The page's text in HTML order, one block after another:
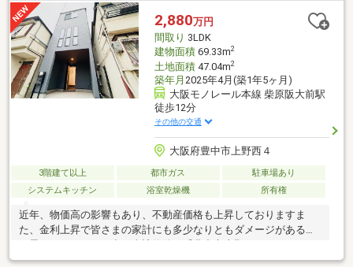
2,880万円
間取り 3LDK
建物面積69.33m2
土地面積47.04m2
築年月 2025年4月(築1年5ヶ月)
大阪モノレール本線 柴原阪大前駅
徒歩12分
その他の交通
大阪府豊中市上野西４
3階建て以上 都市ガス
駐車場あり
システムキッチン
浴室乾燥機 所有権
近年、物価高の影響もあり、不動産価格も上昇しておりますま
た、金利上昇で皆さまの家計にも多少なりともダメージがある事
で価格2880万円（税込）での販売となります現在賃貸中の為、す